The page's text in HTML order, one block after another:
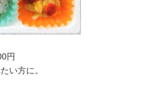
円
い方に。